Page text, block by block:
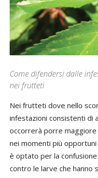
Come difendersi dalle
nei frutteti
Nei frutteti dove nello
infestazioni consistenti di
occorrerà porre
nei momenti più
è optato per la
contro le larve che